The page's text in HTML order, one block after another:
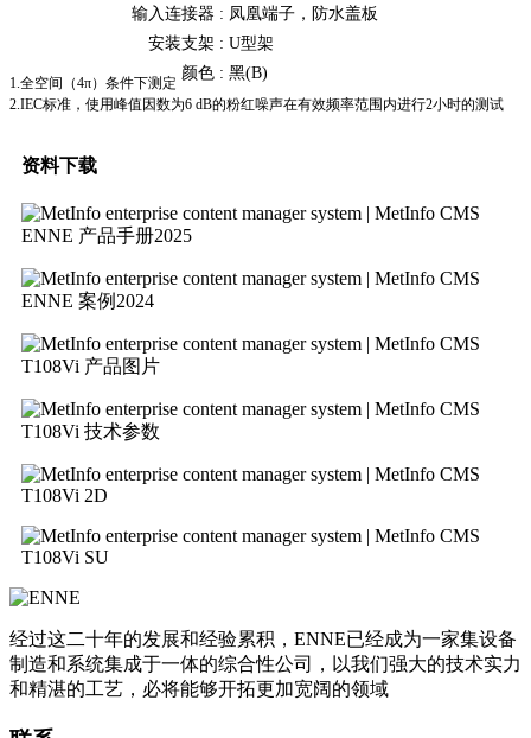
输入连接器 : 凤凰端子，防水盖板
安装支架 : U型架
颜色 : 黑(B)
1.全空间（4π）条件下测定
2.IEC标准，使用峰值因数为6 dB的粉红噪声在有效频率范围内进行2小时的测试
资料下载
ENNE 产品手册2025
ENNE 案例2024
T108Vi 产品图片
T108Vi 技术参数
T108Vi 2D
T108Vi SU
经过这二十年的发展和经验累积，ENNE已经成为一家集设备
制造和系统集成于一体的综合性公司，以我们强大的技术实力
和精湛的工艺，必将能够开拓更加宽阔的领域